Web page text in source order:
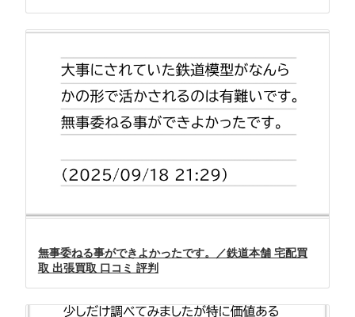
無事委ねる事ができよかったです。／鉄道本舗 宅配買
取 出張買取 口コミ 評判